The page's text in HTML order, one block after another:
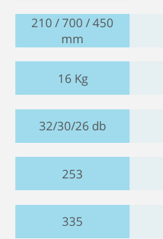
210 / 700 / 450
mm
16 Kg
32/30/26 db
253
335